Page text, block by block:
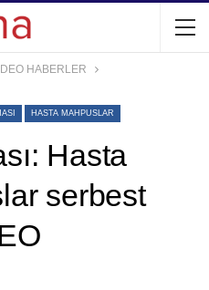
HABERLER
HASTA MAHPUSLAR
Hasta
serbest